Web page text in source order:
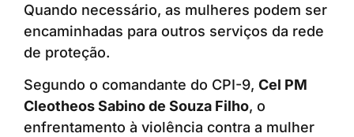
Quando necessário, as mulheres podem ser
encaminhadas para outros serviços da rede
de proteção.
Segundo o comandante do CPI-9, Cel PM
Cleotheos Sabino de Souza Filho, o
enfrentamento à violência contra a mulher